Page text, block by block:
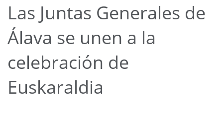
Las Juntas Generales de
Álava se unen a la
celebración de
Euskaraldia